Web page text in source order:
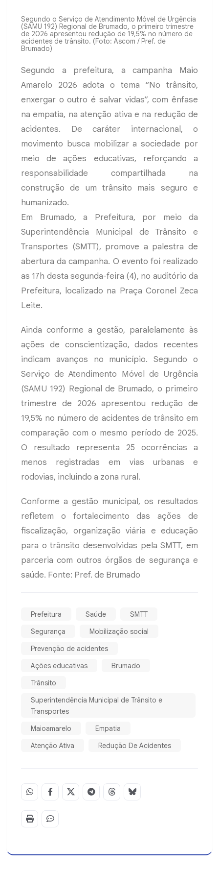
Segundo o Serviço de Atendimento Móvel de Urgência
(SAMU 192) Regional de Brumado, o primeiro trimestre
de 2026 apresentou redução de 19,5% no número de
acidentes de trânsito. (Foto: Ascom / Pref. de
Brumado)
Segundo a prefeitura, a campanha Maio
Amarelo 2026 adota o tema “No trânsito,
enxergar o outro é salvar vidas”, com ênfase
na empatia, na atenção ativa e na redução de
acidentes. De caráter internacional, o
movimento busca mobilizar a sociedade por
meio de ações educativas, reforçando a
responsabilidade compartilhada na
construção de um trânsito mais seguro e
humanizado.
Em Brumado, a Prefeitura, por meio da
Superintendência Municipal de Trânsito e
Transportes (SMTT), promove a palestra de
abertura da campanha. O evento foi realizado
as 17h desta segunda-feira (4), no auditório da
Prefeitura, localizado na Praça Coronel Zeca
Leite.
Ainda conforme a gestão, paralelamente às
ações de conscientização, dados recentes
indicam avanços no município. Segundo o
Serviço de Atendimento Móvel de Urgência
(SAMU 192) Regional de Brumado, o primeiro
trimestre de 2026 apresentou redução de
19,5% no número de acidentes de trânsito em
comparação com o mesmo período de 2025.
O resultado representa 25 ocorrências a
menos registradas em vias urbanas e
rodovias, incluindo a zona rural.
Conforme a gestão municipal, os resultados
refletem o fortalecimento das ações de
fiscalização, organização viária e educação
para o trânsito desenvolvidas pela SMTT, em
parceria com outros órgãos de segurança e
saúde. Fonte: Pref. de Brumado
Prefeitura Saúde
SMTT
Segurança
Mobilização social
Prevenção de acidentes
Ações educativas
Brumado
Trânsito
Superintendência Municipal de Trânsito e
Transportes
Maioamarelo
Empatia
Atenção Ativa
Redução De Acidentes